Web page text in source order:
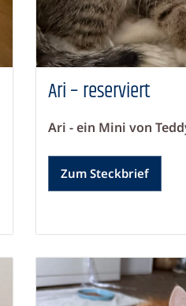
Ari – reserviert
Ari - ein Mini von
Zum Steckbrief